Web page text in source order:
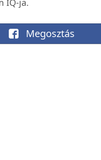
IQ-ja.
Megosztás